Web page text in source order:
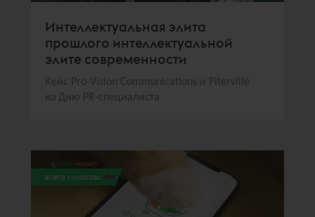
Интеллектуальная элита
прошлого интеллектуальной
элите современности
Кейс Pro-Vision Communications и Piterville
ко Дню PR-специалиста
всего голосов: 496